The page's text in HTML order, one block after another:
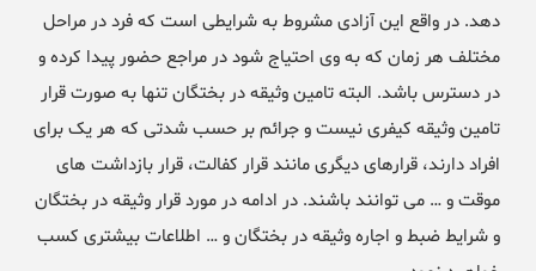
دهد. در واقع این آزادی مشروط به شرایطی است که فرد در مراحل
مختلف هر زمان که به وی احتیاج شود در مراجع حضور پیدا کرده و
در دسترس باشد. البته تامین وثیقه در بختگان تنها به صورت قرار
تامین وثیقه کیفری نیست و جرائم بر حسب شدتی که هر یک برای
افراد دارند، قرارهای دیگری مانند قرار کفالت، قرار بازداشت های
موقت و … می توانند باشند. در ادامه در مورد قرار وثیقه در بختگان
و شرایط ضبط و اجاره وثیقه در بختگان و … اطلاعات بیشتری کسب